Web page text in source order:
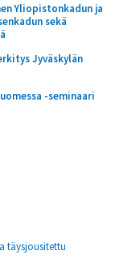
Yliopistonkadun ja
sekä
Jyväskylän
-seminaari
täysjousitettu